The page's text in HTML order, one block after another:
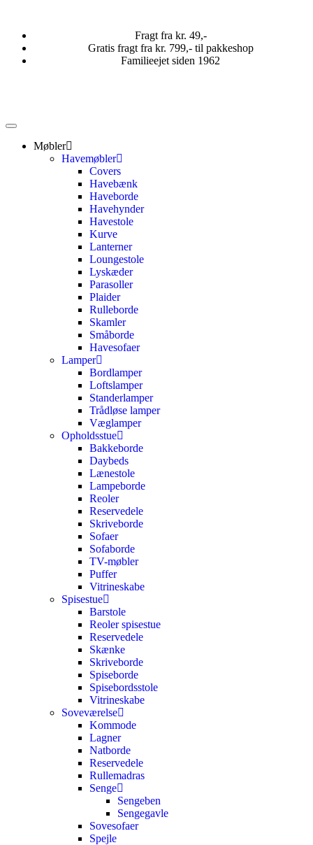
Fragt fra kr. 49,-
Gratis fragt fra kr. 799,- til pakkeshop
Familieejet siden 1962
Møbler
Havemøbler
Covers
Havebænk
Haveborde
Havehynder
Havestole
Kurve
Lanterner
Loungestole
Lyskæder
Parasoller
Plaider
Rulleborde
Skamler
Småborde
Havesofaer
Lamper
Bordlamper
Loftslamper
Standerlamper
Trådløse lamper
Væglamper
Opholdsstue
Bakkeborde
Daybeds
Lænestole
Lampeborde
Reoler
Reservedele
Skriveborde
Sofaer
Sofaborde
TV-møbler
Puffer
Vitrineskabe
Spisestue
Barstole
Reoler spisestue
Reservedele
Skænke
Skriveborde
Spiseborde
Spisebordsstole
Vitrineskabe
Soveværelse
Kommode
Lagner
Natborde
Reservedele
Rullemadras
Senge
Sengeben
Sengegavle
Sovesofaer
Spejle